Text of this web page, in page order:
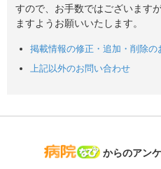
すので、お手数ではございます
ますようお願いいたします。
掲載情報の修正・追加・削除の
上記以外のお問い合わせ
病院なび
からのアン